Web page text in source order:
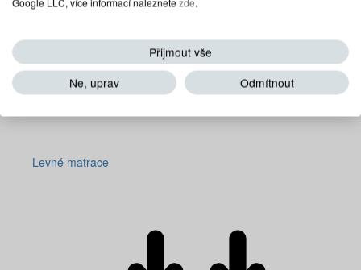
Levné matrace
Přijmout vše
Ne, uprav
Odmítnout